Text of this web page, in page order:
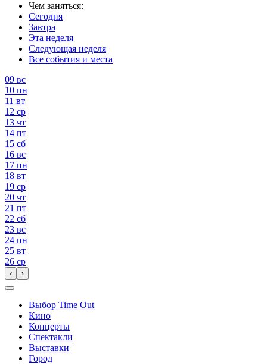
Чем заняться:
Сегодня
Завтра
Эта неделя
Следующая неделя
Все события и места
09 вс
10 пн
11 вт
12 ср
13 чт
14 пт
15 сб
16 вс
17 пн
18 вт
19 ср
20 чт
21 пт
22 сб
23 вс
24 пн
25 вт
26 ср
‹ ›
Выбор Time Out
Кино
Концерты
Спектакли
Выставки
Город